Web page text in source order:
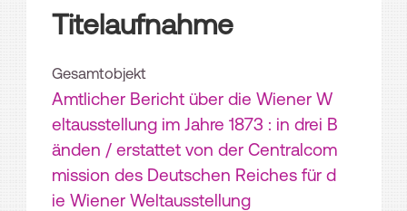
Titelaufnahme
Gesamtobjekt
Amtlicher Bericht über die Wiener W
eltausstellung im Jahre 1873 : in drei B
änden / erstattet von der Centralcom
mission des Deutschen Reiches für d
ie Wiener Weltausstellung